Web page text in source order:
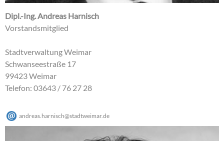
Dipl.-Ing. Andreas Harnisch
Vorstandsmitglied
Stadtverwaltung Weimar
Schwanseestraße 17
99423 Weimar
Telefon: 03643 / 76 27 28
andreas.harnisch@stadtweimar.de